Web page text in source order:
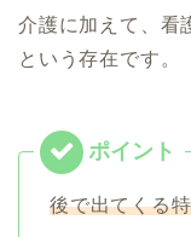
介護に加えて、看
という存在です。
後で出てくる